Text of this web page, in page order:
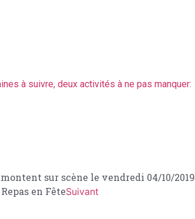
à suivre, deux activités à ne pas manquer:
sur scène le vendredi 04/10/2019
en FêteSuivant